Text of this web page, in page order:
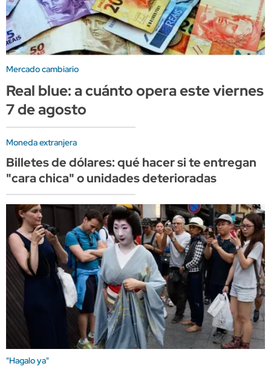
Mercado cambiario
Real blue: a cuánto opera este viernes
7 de agosto
Moneda extranjera
Billetes de dólares: qué hacer si te entregan
"cara chica" o unidades deterioradas
"Hagalo ya"